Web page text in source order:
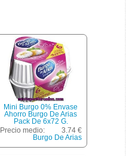
Mini Burgo 0% Envase
Ahorro Burgo De Arias
Pack De 6x72 G.
Precio medio:
3.74 €
Burgo De Arias